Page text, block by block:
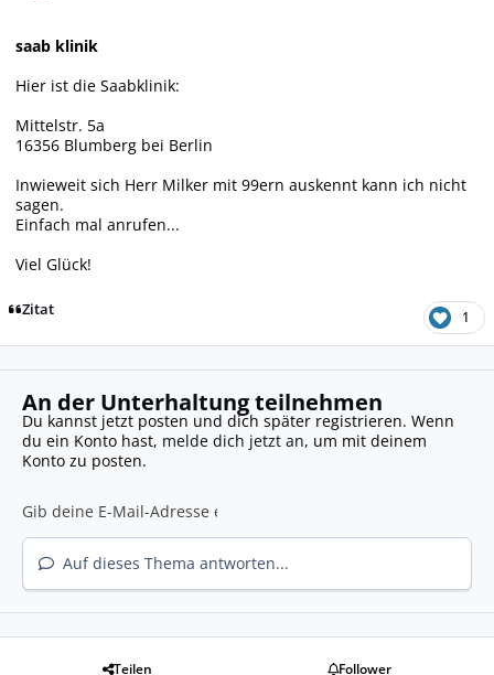
saab klinik
Hier ist die Saabklinik:
Mittelstr. 5a
16356 Blumberg bei Berlin
Inwieweit sich Herr Milker mit 99ern auskennt kann ich nicht
sagen.
Einfach mal anrufen...
Viel Glück!
Zitat 1
An der Unterhaltung teilnehmen
Du kannst jetzt posten und dich später registrieren. Wenn
du ein Konto hast, melde dich jetzt an, um mit deinem
Konto zu posten.
Auf dieses Thema antworten...
Teilen Follower